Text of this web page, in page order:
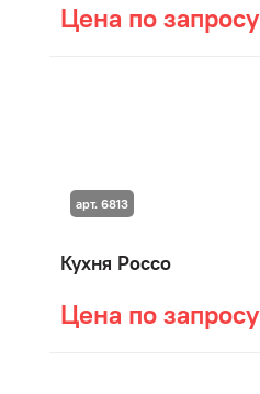
Цена по запросу
Кухня Россо
Цена по запросу
арт. 6813